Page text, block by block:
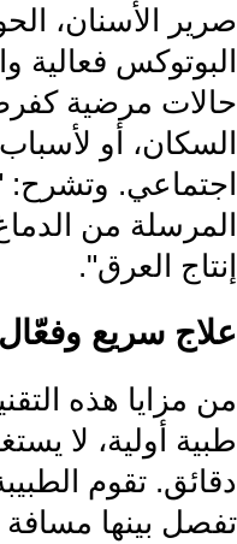
صرير الأسنان،
البوتوكس
السكان، أو
اجتماعي. وتشرح:
المرسلة من
إنتاج العرق".
علاج سريع وفعّال
من مزايا هذه
طبية أولية، لا
دقائق. تقوم